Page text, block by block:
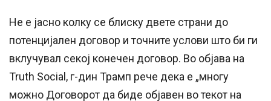
Не е јасно колку се блиску двете страни до
потенцијален договор и точните услови што би ги
вклучувал секој конечен договор. Во објава на
Truth Social, г-дин Трамп рече дека е „многу
можно Договорот да биде објавен во текот на